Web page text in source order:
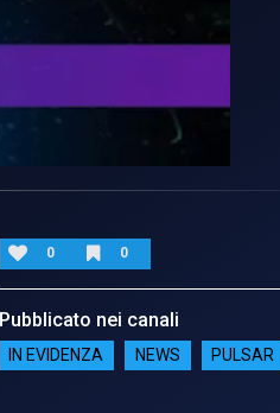
0 0
Pubblicato nei canali
IN EVIDENZA NEWS PULSAR